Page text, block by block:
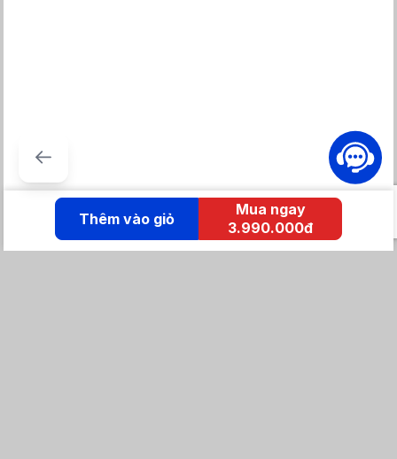
Thêm vào giỏ
Mua ngay
3.990.000đ